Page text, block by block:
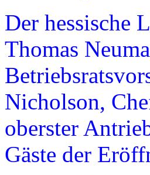
Der hessische
Thomas
Nicholson,
oberster
Gäste der